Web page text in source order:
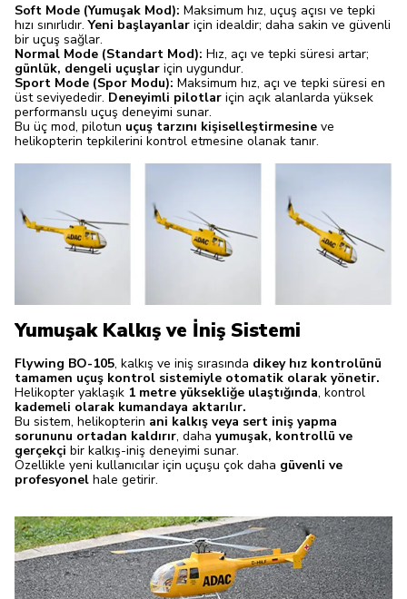
Soft Mode (Yumuşak Mod): Maksimum hız, uçuş açısı ve tepki
hızı sınırlıdır.Yeni başlayanlar için idealdir; daha sakin ve güvenli
bir uçuş sağlar.
Normal Mode (Standart Mod): Hız, açı ve tepki süresi artar;
günlük, dengeli uçuşlar için uygundur.
Sport Mode (Spor Modu): Maksimum hız, açı ve tepki süresi en
üst seviyededir. Deneyimli pilotlar için açık alanlarda yüksek
performanslı uçuş deneyimi sunar.
Bu üç mod, pilotun uçuş tarzını kişiselleştirmesine ve
helikopterin tepkilerini kontrol etmesine olanak tanır.
Yumuşak Kalkış ve İniş Sistemi
Flywing BO-105, kalkış ve iniş sırasında dikey hız kontrolünü
tamamen uçuş kontrol sistemiyle otomatik olarak yönetir.
Helikopter yaklaşık 1 metre yüksekliğe ulaştığında, kontrol
kademeli olarak kumandaya aktarılır.
Bu sistem, helikopterin ani kalkış veya sert iniş yapma
sorununu ortadan kaldırır, daha yumuşak, kontrollü ve
gerçekçi bir kalkış-iniş deneyimi sunar.
Özellikle yeni kullanıcılar için uçuşu çok daha güvenli ve
profesyonel hale getirir.